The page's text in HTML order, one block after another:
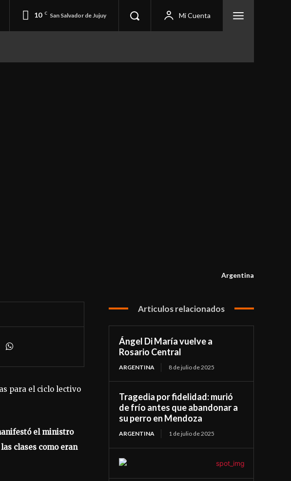
10 C San Salvador de Jujuy Mi Cuenta
Argentina
para el ciclo lectivo
el ministro
clases como eran
Articulos relacionados
Ángel Di María vuelve a
Rosario Central
ARGENTINA 8 de julio de 2025
Tragedia por fidelidad: murió
de frío antes que abandonar a
su perro en Mendoza
ARGENTINA 1 de julio de 2025